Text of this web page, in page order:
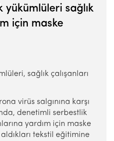
yükümlüleri sağlık
için maske
sağlık çalışanları
virüs salgınına karşı
denetimli serbestlik
yardım için maske
tekstil eğitimine